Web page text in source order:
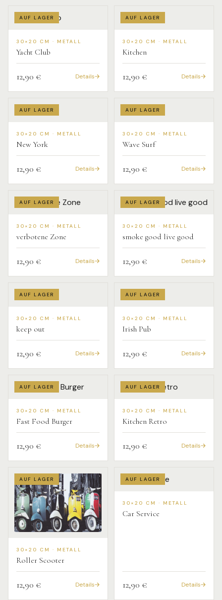
AUF LAGER
30×20 CM · METALL
Yacht Club
12,90 € Details
AUF LAGER
30×20 CM · METALL
Kitchen
12,90 € Details
AUF LAGER
30×20 CM · METALL
New York
12,90 € Details
AUF LAGER
30×20 CM · METALL
Wave Surf
12,90 € Details
AUF LAGER
30×20 CM · METALL
verbotene Zone
12,90 € Details
AUF LAGER
30×20 CM · METALL
smoke good live good
12,90 € Details
AUF LAGER
30×20 CM · METALL
keep out
12,90 € Details
AUF LAGER
30×20 CM · METALL
Irish Pub
12,90 € Details
AUF LAGER
30×20 CM · METALL
Fast Food Burger
12,90 € Details
AUF LAGER
30×20 CM · METALL
Kitchen Retro
12,90 € Details
AUF LAGER
30×20 CM · METALL
Roller Scooter
12,90 € Details
AUF LAGER
30×20 CM · METALL
Car Service
12,90 € Details